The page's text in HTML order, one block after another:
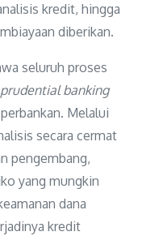
kredit, hingga
diberikan.
seluruh proses
prudential banking
Melalui
secara cermat
pengembang,
yang mungkin
dana
kredit